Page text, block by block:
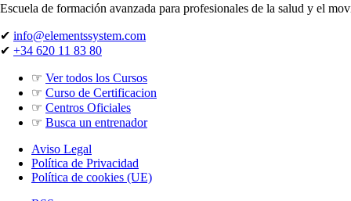
Escuela de formación avanzada para profesionales de la salud y el
✔ info@elementssystem.com
✔ +34 620 11 83 80
☞ Ver todos los Cursos
☞ Curso de Certificacion
☞ Centros Oficiales
☞ Busca un entrenador
Aviso Legal
Política de Privacidad
Política de cookies (UE)